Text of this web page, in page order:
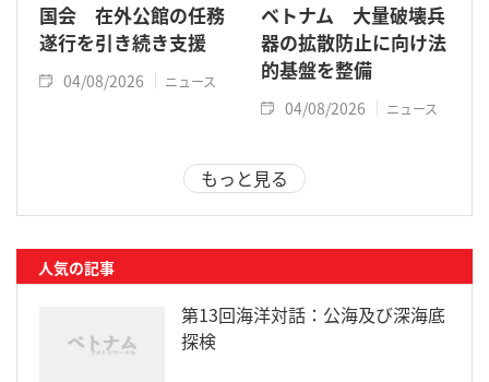
国会 在外公館の任務
遂行を引き続き支援
04/08/2026 ニュース
ベトナム 大量破壊兵
器の拡散防止に向け法
的基盤を整備
04/08/2026 ニュース
もっと見る
人気の記事
第13回海洋対話：公海及び深海底
探検